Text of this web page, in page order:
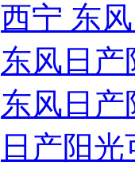
西宁 东
东风日产
东风日产
日产阳